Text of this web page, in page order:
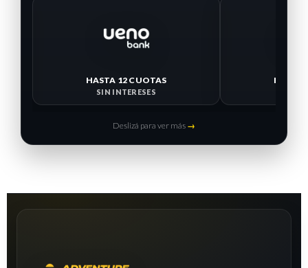
HASTA 12 CUOTAS
SIN INTERESES
HASTA
Deslizá para ver más →